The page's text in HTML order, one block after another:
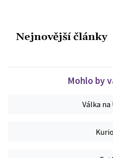
Nejnovější články
Mohlo by
Válka